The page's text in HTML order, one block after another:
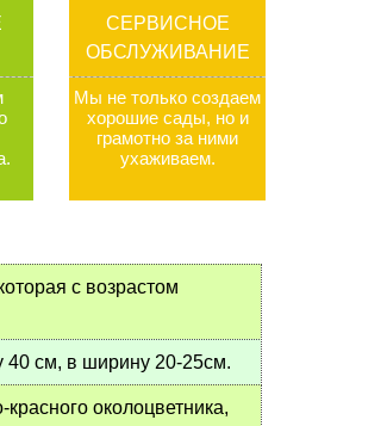
с возрастом
40 см, в ширину 20-25см.
околоцветника,
.
СЕРВИСНОЕ
ОБСЛУЖИВАНИЕ
Мы не только создаем
хорошие сады, но и
грамотно за ними
ухаживаем.